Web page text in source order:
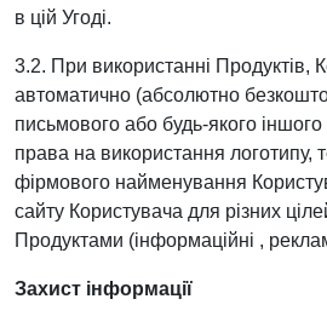
в цій Угоді.
3.2. При використанні Продуктів,
автоматично (абсолютно
письмового або будь-якого
права на використання логотипу,
фірмового найменування
сайту Користувача для різних
Продуктами (інформаційні ,
Захист інформації